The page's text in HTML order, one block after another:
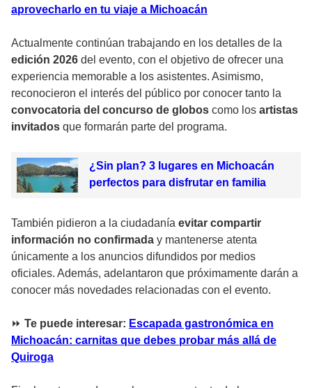
aprovecharlo en tu viaje a Michoacán
Actualmente continúan trabajando en los detalles de la
edición 2026 del evento, con el objetivo de ofrecer una
experiencia memorable a los asistentes. Asimismo,
reconocieron el interés del público por conocer tanto la
convocatoria del concurso de globos como los artistas
invitados que formarán parte del programa.
¿Sin plan? 3 lugares en Michoacán
perfectos para disfrutar en familia
También pidieron a la ciudadanía evitar compartir
información no confirmada y mantenerse atenta
únicamente a los anuncios difundidos por medios
oficiales. Además, adelantaron que próximamente darán a
conocer más novedades relacionadas con el evento.
⏩ Te puede interesar: Escapada gastronómica en
Michoacán: carnitas que debes probar más allá de
Quiroga